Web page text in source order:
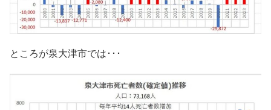
ところが泉大津市では･･･